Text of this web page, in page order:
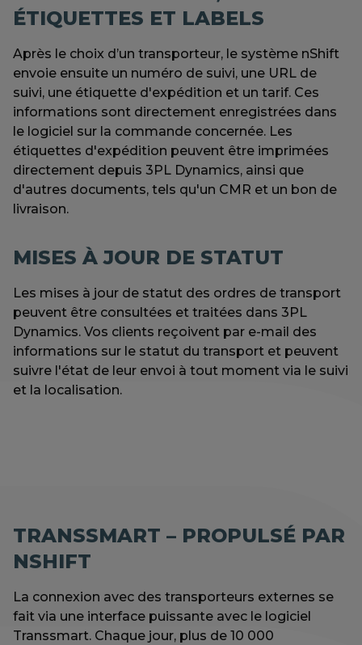
ÉTIQUETTES ET LABELS
Après le choix d’un transporteur, le système nShift
envoie ensuite un numéro de suivi, une URL de
suivi, une étiquette d'expédition et un tarif. Ces
informations sont directement enregistrées dans
le logiciel sur la commande concernée. Les
étiquettes d'expédition peuvent être imprimées
directement depuis 3PL Dynamics, ainsi que
d'autres documents, tels qu'un CMR et un bon de
livraison.
MISES À JOUR DE STATUT
Les mises à jour de statut des ordres de transport
peuvent être consultées et traitées dans 3PL
Dynamics. Vos clients reçoivent par e-mail des
informations sur le statut du transport et peuvent
suivre l'état de leur envoi à tout moment via le suivi
et la localisation.
TRANSSMART – PROPULSÉ PAR
NSHIFT
La connexion avec des transporteurs externes se
fait via une interface puissante avec le logiciel
Transsmart. Chaque jour, plus de 10 000